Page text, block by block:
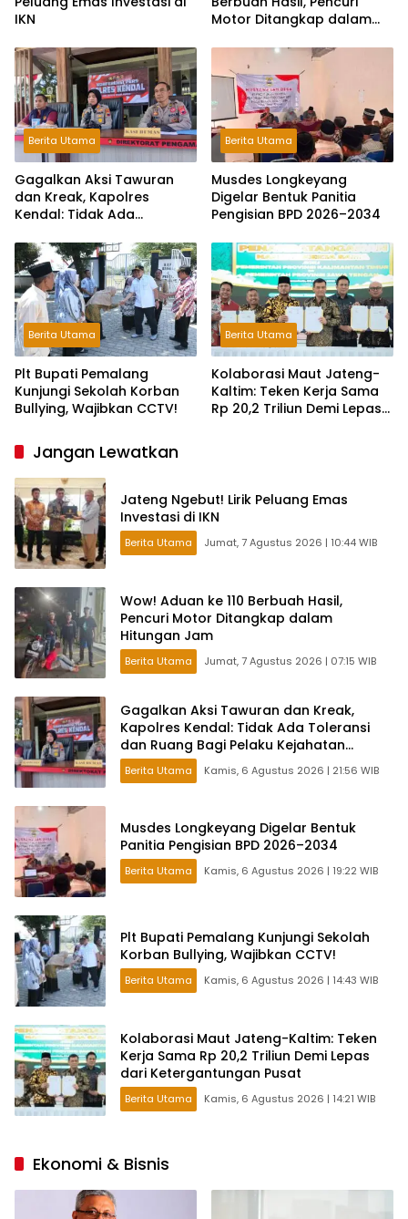
IKN
Motor Ditangkap dalam
Berita Utama
Gagalkan Aksi Tawuran
dan Kreak, Kapolres
Kendal: Tidak Ada
Pelaku Kejahatan Jalanan
Berita Utama
Musdes Longkeyang
Digelar Bentuk Panitia
Pengisian BPD 2026–2034
Berita Utama
Plt Bupati Pemalang
Kunjungi Sekolah Korban
Bullying, Wajibkan CCTV!
Berita Utama
Kolaborasi Maut Jateng-
Kaltim: Teken Kerja Sama
Rp 20,2 Triliun Demi Lepas
Jangan Lewatkan
Jateng Ngebut! Lirik Peluang Emas
Investasi di IKN
Berita Utama Jumat, 7 Agustus 2026 | 10:44 WIB
Wow! Aduan ke 110 Berbuah Hasil,
Pencuri Motor Ditangkap dalam
Hitungan Jam
Berita Utama Jumat, 7 Agustus 2026 | 07:15 WIB
Gagalkan Aksi Tawuran dan Kreak,
Kapolres Kendal: Tidak Ada Toleransi
dan Ruang Bagi Pelaku Kejahatan
Jalanan
Berita Utama Kamis, 6 Agustus 2026 | 21:56 WIB
Musdes Longkeyang Digelar Bentuk
Panitia Pengisian BPD 2026–2034
Berita Utama Kamis, 6 Agustus 2026 | 19:22 WIB
Plt Bupati Pemalang Kunjungi Sekolah
Korban Bullying, Wajibkan CCTV!
Berita Utama Kamis, 6 Agustus 2026 | 14:43 WIB
Kolaborasi Maut Jateng-Kaltim: Teken
Kerja Sama Rp 20,2 Triliun Demi Lepas
dari Ketergantungan Pusat
Berita Utama Kamis, 6 Agustus 2026 | 14:21 WIB
Ekonomi & Bisnis